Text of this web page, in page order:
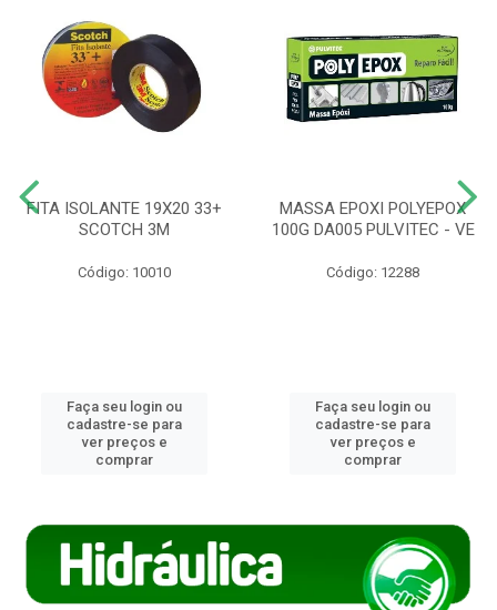
FITA ISOLANTE 19X20 33+
SCOTCH 3M
Código: 10010
Faça seu login ou
cadastre-se para
ver preços e
comprar
MASSA EPOXI POLYEPOX
100G DA005 PULVITEC - VE
Código: 12288
Faça seu login ou
cadastre-se para
ver preços e
comprar